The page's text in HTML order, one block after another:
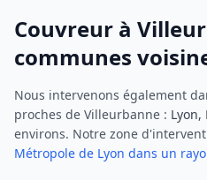
Couvreur à
communes
Nous intervenons également
proches de Villeurbanne : Lyon,
environs. Notre zone
Métropole de Lyon dans un